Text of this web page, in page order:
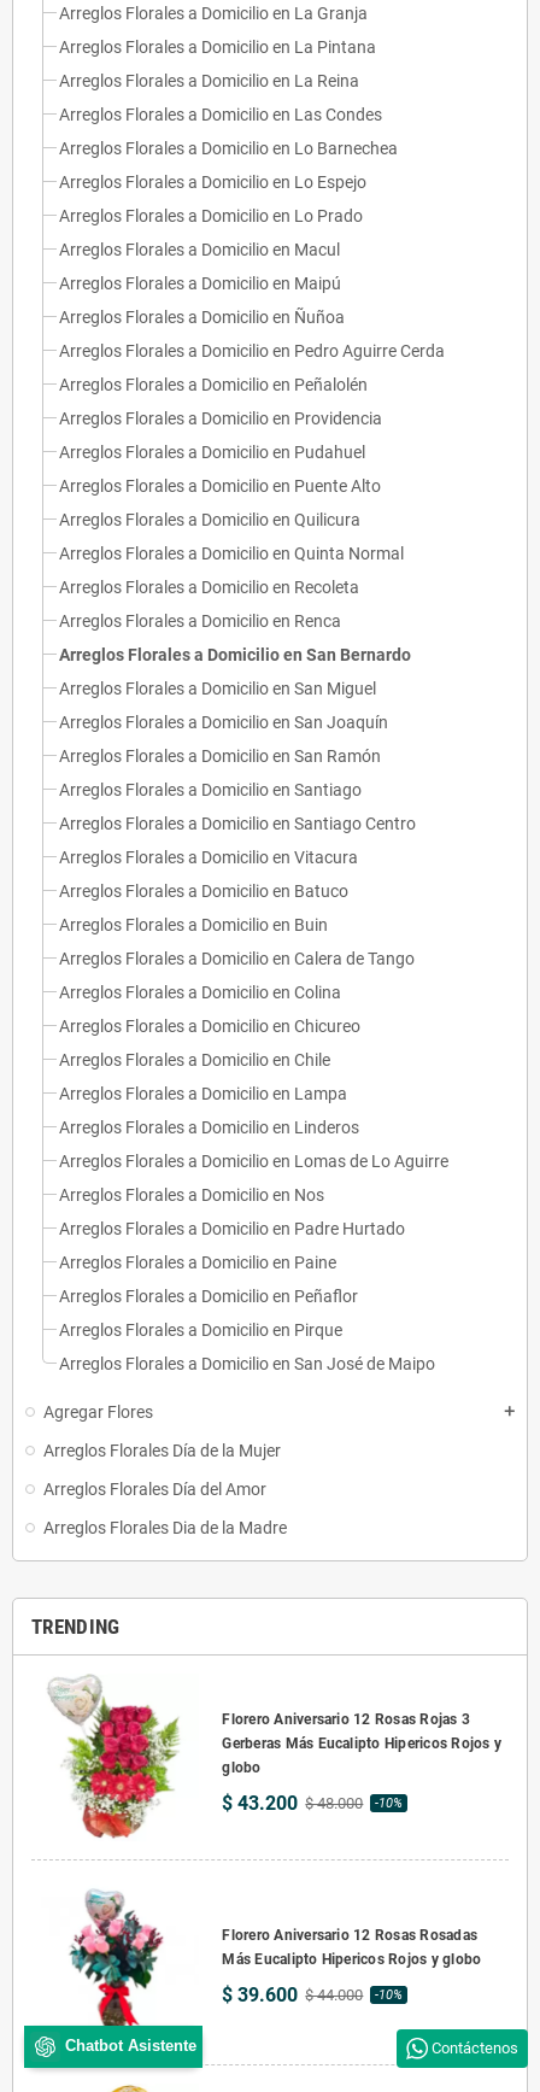
Arreglos Florales a Domicilio en La Granja
Arreglos Florales a Domicilio en La Pintana
Arreglos Florales a Domicilio en La Reina
Arreglos Florales a Domicilio en Las Condes
Arreglos Florales a Domicilio en Lo Barnechea
Arreglos Florales a Domicilio en Lo Espejo
Arreglos Florales a Domicilio en Lo Prado
Arreglos Florales a Domicilio en Macul
Arreglos Florales a Domicilio en Maipú
Arreglos Florales a Domicilio en Ñuñoa
Arreglos Florales a Domicilio en Pedro Aguirre Cerda
Arreglos Florales a Domicilio en Peñalolén
Arreglos Florales a Domicilio en Providencia
Arreglos Florales a Domicilio en Pudahuel
Arreglos Florales a Domicilio en Puente Alto
Arreglos Florales a Domicilio en Quilicura
Arreglos Florales a Domicilio en Quinta Normal
Arreglos Florales a Domicilio en Recoleta
Arreglos Florales a Domicilio en Renca
Arreglos Florales a Domicilio en San Bernardo
Arreglos Florales a Domicilio en San Miguel
Arreglos Florales a Domicilio en San Joaquín
Arreglos Florales a Domicilio en San Ramón
Arreglos Florales a Domicilio en Santiago
Arreglos Florales a Domicilio en Santiago Centro
Arreglos Florales a Domicilio en Vitacura
Arreglos Florales a Domicilio en Batuco
Arreglos Florales a Domicilio en Buin
Arreglos Florales a Domicilio en Calera de Tango
Arreglos Florales a Domicilio en Colina
Arreglos Florales a Domicilio en Chicureo
Arreglos Florales a Domicilio en Chile
Arreglos Florales a Domicilio en Lampa
Arreglos Florales a Domicilio en Linderos
Arreglos Florales a Domicilio en Lomas de Lo Aguirre
Arreglos Florales a Domicilio en Nos
Arreglos Florales a Domicilio en Padre Hurtado
Arreglos Florales a Domicilio en Paine
Arreglos Florales a Domicilio en Peñaflor
Arreglos Florales a Domicilio en Pirque
Arreglos Florales a Domicilio en San José de Maipo
Agregar Flores add
Arreglos Florales Día de la Mujer
Arreglos Florales Día del Amor
Arreglos Florales Dia de la Madre
TRENDING
Florero Aniversario 12 Rosas Rojas 3
Gerberas Más Eucalipto Hipericos Rojos y
globo
$ 43.200 $ 48.000 -10%
Florero Aniversario 12 Rosas Rosadas
Más Eucalipto Hipericos Rojos y globo
$ 39.600 $ 44.000 -10%
Chatbot Asistente Contáctenos